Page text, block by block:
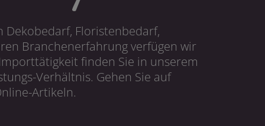
Floristenbedarf,
Branchenerfahrung verfügen wir
finden Sie in unserem
Verhältnis. Gehen Sie auf
Artikeln.